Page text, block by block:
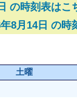
の時刻表はこ
8月14日 の時
土曜